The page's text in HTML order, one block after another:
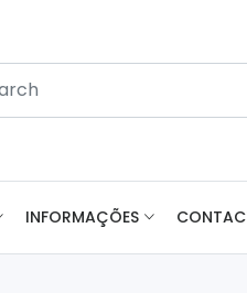
INFORMAÇÕES